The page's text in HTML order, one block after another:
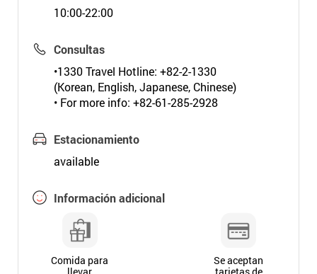
10:00-22:00
Consultas
•1330 Travel Hotline: +82-2-1330
(Korean, English, Japanese, Chinese)
• For more info: +82-61-285-2928
Estacionamiento
available
Información adicional
Comida para
Se aceptan